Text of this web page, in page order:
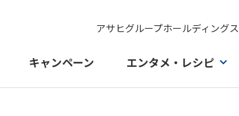
アサヒグループホールディングス
キャンペーン エンタメ・レシピ